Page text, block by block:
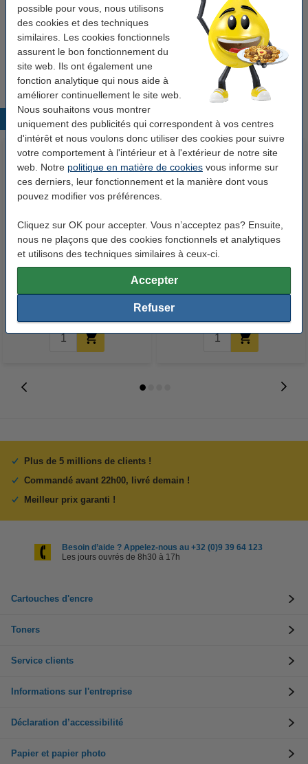
possible pour vous, nous utilisons
des cookies et des techniques
similaires. Les cookies fonctionnels
assurent le bon fonctionnement du
site web. Ils ont également une
fonction analytique qui nous aide à
améliorer continuellement le site web.
Nous souhaitons vous montrer
uniquement des publicités qui correspondent à vos centres
d'intérêt et nous voulons donc utiliser des cookies pour suivre
votre comportement à l'intérieur et à l'extérieur de notre site
web. Notre politique en matière de cookies vous informe sur
ces derniers, leur fonctionnement et la manière dont vous
pouvez modifier vos préférences.
Cliquez sur OK pour accepter. Vous n’acceptez pas? Ensuite,
nous ne plaçons que des cookies fonctionnels et analytiques
et utilisons des techniques similaires à ceux-ci.
Accepter
Refuser
Dimensions: 914 mm x 90 m (lxL)
Grammage: 90 g/m²
Mandrin: 2 pouces
Produits populaires
123accu Xtreme Power MN2400
14,95 €
123encre papier d'impression 1
33,50 €
Plus de 5 millions de clients !
Commandé avant 22h00, livré demain !
Meilleur prix garanti !
Besoin d’aide ? Appelez-nous au +32 (0)9 39 64 123
Les jours ouvrés de 8h30 à 17h
Cartouches d'encre
Toners
Service clients
Informations sur l'entreprise
Déclaration d’accessibilité
Papier et papier photo